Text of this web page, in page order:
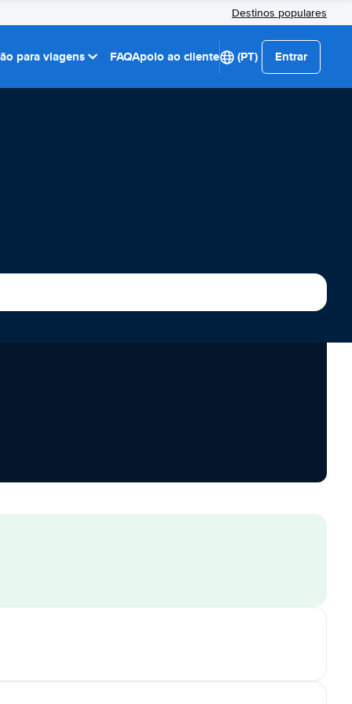
Destinos populares
para viagens FAQApoio ao cliente (PT) Entrar